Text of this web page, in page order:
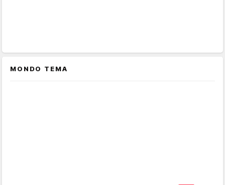
MONDO TEMA